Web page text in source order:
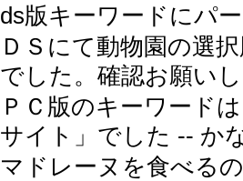
ds版キーワードにパ
ＤＳにて動物園の選
でした。確認お願い
ＰＣ版のキーワード
サイト」でした -- か
マドレーヌを食べる